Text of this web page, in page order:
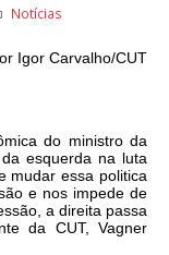
Notícias
Igor Carvalho/CUT
do ministro da
esquerda na luta
mudar essa politica
e nos impede de
a direita passa
da CUT, Vagner